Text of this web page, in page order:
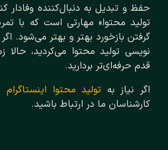
حفظ و تبدیل به دنبال‌کننده وفادار
تولید محتوا» مهارتی است که با
گرفتن بازخورد بهتر و بهتر می‌شود.
نویسی تولید محتوا می‌کردید،
قدم حرفه‌ای‌تر بردارید.
اگر نیاز به تولید محتوا
کارشناسان ما در ارتباط باشید.